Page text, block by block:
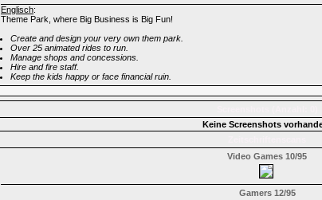
Englisch:
Theme Park, where Big Business is Big Fun!
Create and design your very own them park.
Over 25 animated rides to run.
Manage shops and concessions.
Hire and fire staff.
Keep the kids happy or face financial ruin.
Keine Screenshots
Video Games 10/95
Gamers 12/95